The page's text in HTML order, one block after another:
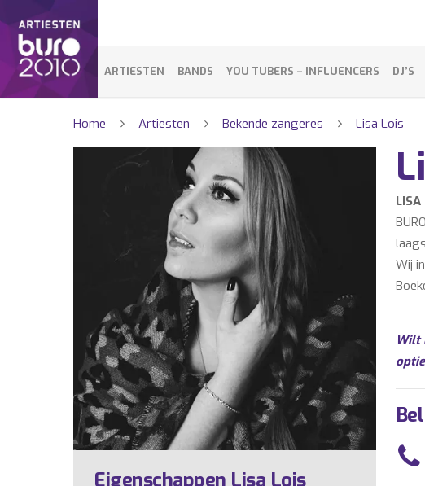
ARTIESTEN BANDS YOU TUBERS – INFLUENCERS DJ’S
Home Artiesten Bekende zangeres Lisa Lois
Eigenschappen Lisa Lois
LISA
Wij
Wilt